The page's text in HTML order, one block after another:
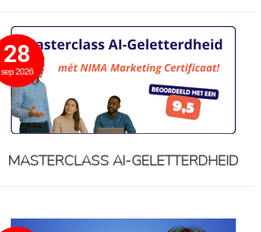
28
sep 2026
MASTERCLASS AI-GELETTERDHEID